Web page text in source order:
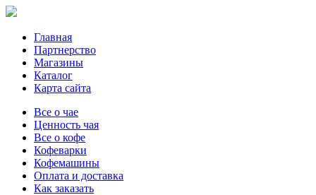
Главная
Партнерство
Магазины
Каталог
Карта сайта
Все о чае
Ценность чая
Все о кофе
Кофеварки
Кофемашины
Оплата и доставка
Как заказать